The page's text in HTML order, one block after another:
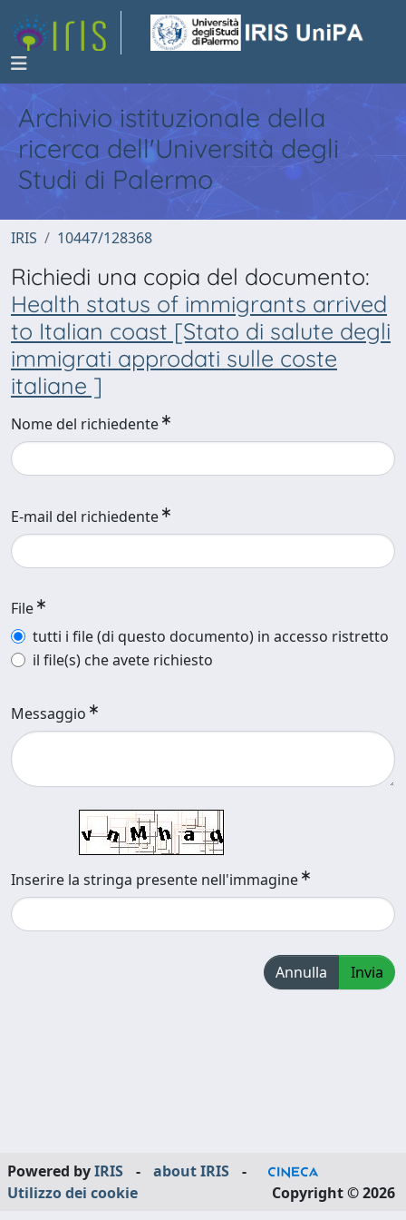
Archivio istituzionale della
ricerca dell'Università degli
Studi di Palermo
IRIS 10447/128368
Richiedi una copia del documento:
Health status of immigrants arrived
to Italian coast [Stato di salute degli
immigrati approdati sulle coste
italiane ]
Nome del richiedente
E-mail del richiedente
File
tutti i file (di questo documento) in accesso ristretto
il file(s) che avete richiesto
Messaggio
Inserire la stringa presente nell'immagine
Annulla Invia
Powered byIRIS - about IRIS
-
Utilizzo dei cookie
Copyright © 2026